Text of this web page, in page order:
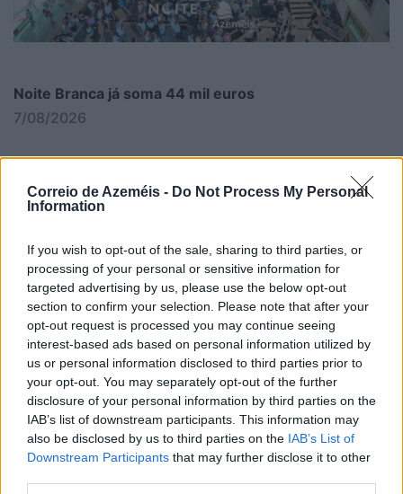
Correio de Azeméis - Do Not Process My Personal
Information
If you wish to opt-out of the sale, sharing to third parties, or
processing of your personal or sensitive information for
targeted advertising by us, please use the below opt-out
section to confirm your selection. Please note that after your
opt-out request is processed you may continue seeing
interest-based ads based on personal information utilized by
us or personal information disclosed to third parties prior to
your opt-out. You may separately opt-out of the further
disclosure of your personal information by third parties on the
IAB’s list of downstream participants. This information may
also be disclosed by us to third parties on the IAB’s List of
Downstream Participants that may further disclose it to other
Noite Branca já soma 44 mil euros
7/08/2026
Semáforos